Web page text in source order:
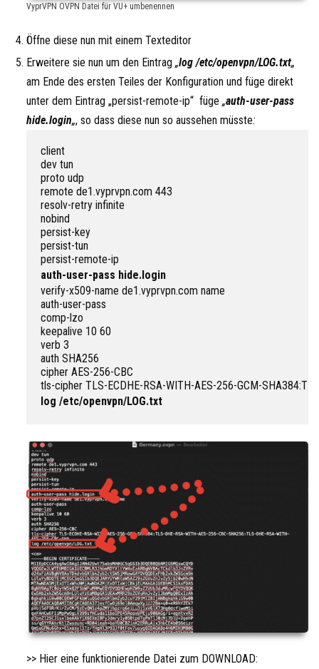
VyprVPN OVPN Datei für VU+ umbenennen
Öffne diese nun mit einem Texteditor
Erweitere sie nun um den Eintrag „log /etc/openvpn/LOG.txt„
am Ende des ersten Teiles der Konfiguration und füge direkt
unter dem Eintrag „persist-remote-ip“ füge „auth-user-pass
hide.login„, so dass diese nun so aussehen müsste:
client
dev tun
proto udp
remote de1.vyprvpn.com 443
resolv-retry infinite
nobind
persist-key
persist-tun
auth-user-pass hide.login
verify-x509-name de1.vyprvpn.com name
auth-user-pass
comp-lzo
keepalive 10 60
verb 3
auth SHA256
cipher AES-256-CBC
log /etc/openvpn/LOG.txt
>> Hier eine funktionierende Datei zum DOWNLOAD: